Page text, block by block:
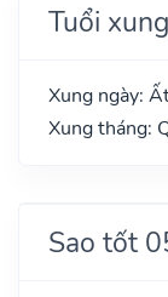
Tuổi
Xung ngày:
Xung tháng:
Sao tốt